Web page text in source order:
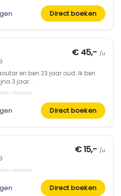
Direct boeken
€ 45,- /u
en ben 23 jaar oud. Ik ben
3 jaar...
reviews
Direct boeken
€ 15,- /u
reviews
Direct boeken